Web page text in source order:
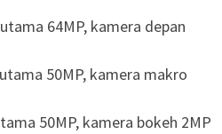
64MP, kamera depan
50MP, kamera makro
50MP, kamera bokeh 2MP